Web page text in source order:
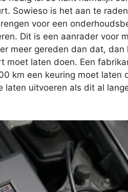
Sowieso is het aan te
voor een
Dit is een aanrader voor
meer gereden dan dat,
moet laten doen. Een
km een keuring moet laten
uitvoeren als dit al